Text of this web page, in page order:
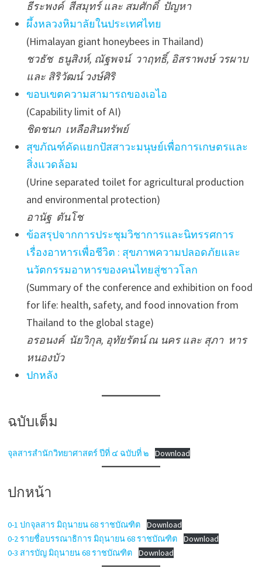
ธีระพงค์ สีสมุทร์ และ สมศักดิ์ ปัญหา
ผึ้งหลวงหิมาลัยในประเทศไทย
(Himalayan giant honeybees in Thailand)
ชวธัช ธนูสิงห์, ณัฐพจน์ วาฤทธิ์, อิสราพงษ์ วรผาบ
และ สิริวัฒน์ วงษ์ศิริ
ขอบเขตความสามารถของเอไอ
(Capability limit of AI)
ชิดชนก เหลือสินทรัพย์
สุขภัณฑ์คัดแยกปัสสาวะมนุษย์เพื่อการเกษตรและ
สิ่งแวดล้อม
(Urine separated toilet for agricultural production
and environmental protection)
อานัฐ ตันโช
ข้อสรุปจากการประชุมวิชาการและนิทรรศการ
เรื่องอาหารเพื่อชีวิต : สุขภาพความปลอดภัยและ
นวัตกรรมอาหารของคนไทยสู่ชาวโลก
(Summary of the conference and exhibition on food
for life: health, safety, and food innovation from
Thailand to the global stage)
อรอนงค์ นัยวิกุล, อุทัยรัตน์ ณ นคร และ สุภา หาร
หนองบัว
ปกหลัง
ฉบับเต็ม
จุลสารสำนักวิทยาศาสตร์ ปีที่ ๔ ฉบับที่ ๒ Download
ปกหน้า
0-1 ปกจุลสาร มิถุนายน 68 ราชบัณฑิต
Download
0-2 รายชื่อบรรณาธิการ มิถุนายน 68 ราชบัณฑิต
Download
0-3 สารบัญ มิถุนายน 68 ราชบัณฑิต
Download